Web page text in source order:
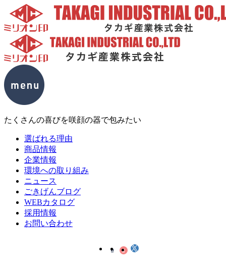
たくさんの喜びを咲顔の器で包みたい
選ばれる理由
商品情報
企業情報
環境への取り組み
ニュース
ごきげんブログ
WEBカタログ
採用情報
お問い合わせ